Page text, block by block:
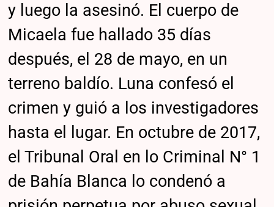
y luego la asesinó. El cuerpo de
Micaela fue hallado 35 días
después, el 28 de mayo, en un
terreno baldío. Luna confesó el
crimen y guió a los investigadores
hasta el lugar. En octubre de 2017,
el Tribunal Oral en lo Criminal N° 1
de Bahía Blanca lo condenó a